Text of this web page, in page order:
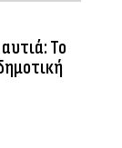
Το